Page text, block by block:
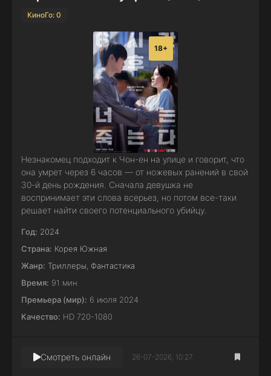
КиноГо: 0
18+
Незнакомец подходит к Чон-ен на улице и говорит, что
она умрет через 6 часов — от ножевых ранений в свой
30-й день рождения. Сначала девушка не
воспринимает эти слова всерьез, но потом все-таки
решает найти своего потенциального убийцу.
Год: 2024
Страна: Корея Южная
Жанр: Триллеры Фантастика
Время: 91 мин
Премьера (мир): 6 июля 2024
Качество: HD 720-1080
Смотреть онлайн 26-07-2026, 10:27